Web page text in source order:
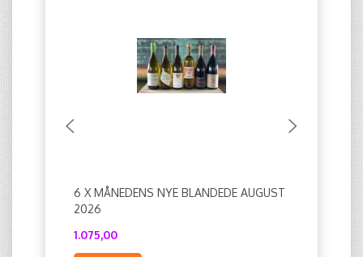
6 X MÅNEDENS NYE BLANDEDE AUGUST
2026
1.075,00
2020 IO